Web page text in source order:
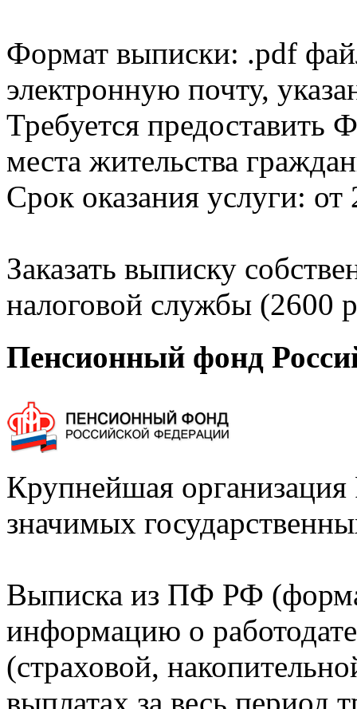
Формат выписки: .pdf
электронную почту,
Требуется
места жительства
Срок оказания услуги: от
Заказать выписку
налоговой службы (2600
Пенсионный фонд
Крупнейшая
значимых
Выписка из ПФ РФ
информацию о
(страховой,
выплатах за весь период